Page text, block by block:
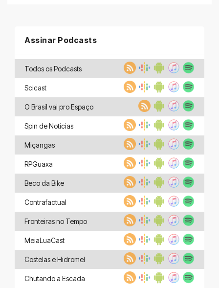
Assinar Podcasts
Todos os Podcasts
Scicast
O Brasil vai pro Espaço
Spin de Notícias
Miçangas
RPGuaxa
Beco da Bike
Contrafactual
Fronteiras no Tempo
MeiaLuaCast
Costelas e Hidromel
Chutando a Escada